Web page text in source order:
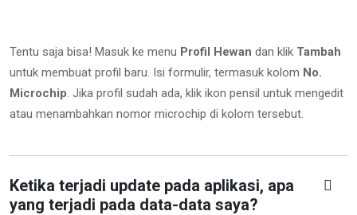
Tentu saja bisa! Masuk ke menu Profil Hewan dan klik Tambah
untuk membuat profil baru. Isi formulir, termasuk kolom No.
Microchip. Jika profil sudah ada, klik ikon pensil untuk mengedit
atau menambahkan nomor microchip di kolom tersebut.
Ketika terjadi update pada aplikasi, apa
yang terjadi pada data-data saya?